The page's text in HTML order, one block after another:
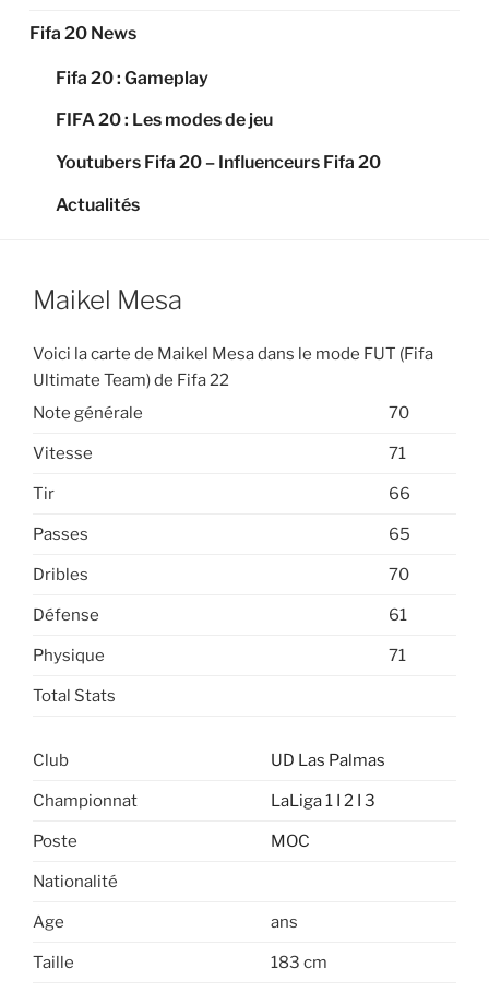
Fifa 20 News
Fifa 20 : Gameplay
FIFA 20 : Les modes de jeu
Youtubers Fifa 20 – Influenceurs Fifa 20
Actualités
Maikel Mesa
Voici la carte de Maikel Mesa dans le mode FUT (Fifa
Ultimate Team) de Fifa 22
Note générale
70
Vitesse 71
Tir 66
Passes 65
Dribles 70
Défense 61
Physique 71
Total Stats
Club UD Las Palmas
Championnat LaLiga 1 I 2 I 3
Poste MOC
Nationalité
Age ans
Taille 183 cm